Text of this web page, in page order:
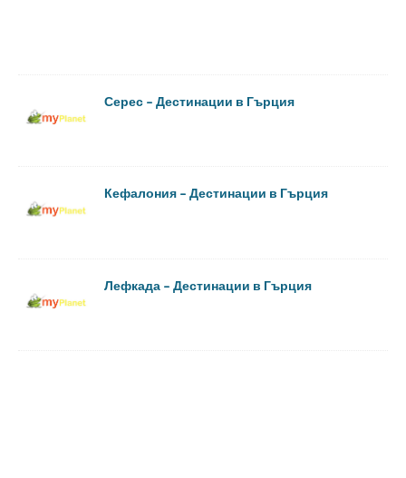
Серес – Дестинации в Гърция
Кефалония – Дестинации в Гърция
Лефкада – Дестинации в Гърция